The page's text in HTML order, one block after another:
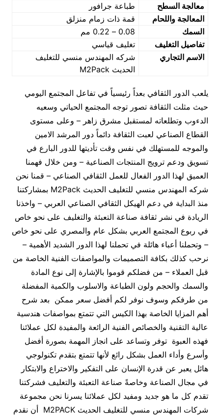
معالجة السطح
طباعة جرافور
المعالجة واللحام
قمة ذات زمام منزلق
السمك
0.08 – 0.22 مم
تفاصيل التغليف
تغليف قياسي
الاسم التجاري
شركه المهندس منسي للتغليف
الحديث M2Pack
يلعب الدور الثقافي بعداً رئيسياً في تفاعل المجتمع اليومي
حيث مثلت الثقافة تصور توجه المجتمع الحياتي وسعيه
الدءوب وتطلعاته لمستقبل مشرق زاهر – وعلى مستوى
القطاع الصناعي لعبت الثقافة دائماً دور المرشد الامين
والموجه للمستهلك في نفس وقت تأديتها للدور البارع في
تسويق ودعم ترويج المنتجات الصناعية – ومن خلال فهمنا
العميق لهذا الدور الفعال للعمل الثقافي الصناعي – قمنا نحن
شركه المهندس منسي للتغليف الحديث M2Pack بمشاركتنا
منذ البداية في دعم الهيكل الثقافي الصناعي العربي – واخذنا
الريادة في نشر ثقافة صناعة التعبئة والتغليف على نحو خاص
في ربوع المجتمع العربي بشكل عام والمصري على نحو خاص
– وتحملنا أعباء هائلة في تحملنا لهذا الدور الشديد الأهمية –
نرحب كذلك بكافة التصميمات والمواصفات الفنية الخاصة من
قبل العملاء – من فضلكم قوموا بالإشارة إلى نوع المادة
والسمك والحجم ولون الطباعة والاسلوب والكمية المفضلة
من طرفكم وسوف نوفر لكم أفضل سعر ممكن بعد شرح
أهم المزايا الخاصة بهذا الكيس التي تتمتع بمواصفات هندسية
عالية التقنية والخصائص الفنية الرائعة والمفيدة لكل عملائنا
فهذه العبوة توفر وتساعد على انجاز المهمة بصورة أفضل
وأسرع وأداء العمل بشكل رائع لأنها تتمتع بتقدم تكنولوجي
هائل يعبر عن قدرة الإنسان على التفكير والاختراع والابتكار
في مجال الصناعة وخاصةً صناعة التعبئة والتغليف فشركتنا
تقدم كل ما هو جديد ومفيد لكل عملائنا يسرنا نحن مجموعة
شركات المهندس منسي للتغليف الحديث M2PACK أن نقدم